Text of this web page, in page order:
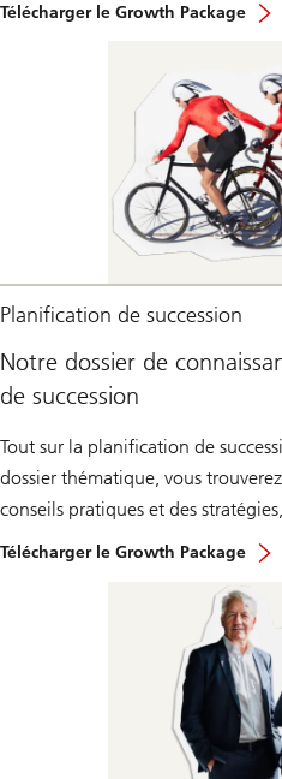
Télécharger le Growth Package
Planification de succession
Notre dossier de
de succession
Tout sur la planification de
dossier thématique, vous
conseils pratiques et des
Télécharger le Growth Package